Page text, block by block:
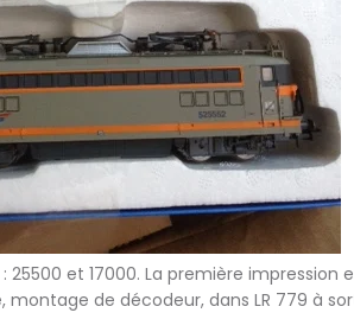
et 17000. La première impression
de décodeur, dans LR 779 à